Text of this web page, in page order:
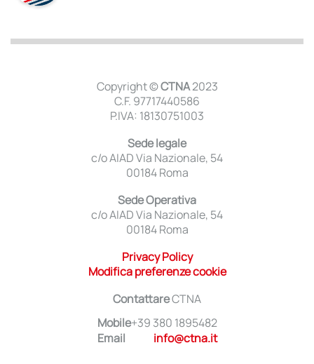
Copyright ©CTNA2023
C.F. 97717440586
P.IVA: 18130751003
Sede legale
c/o AIAD Via Nazionale, 54
00184 Roma
Sede Operativa
c/o AIAD Via Nazionale, 54
00184 Roma
Privacy Policy
Modifica preferenze cookie
ContattareCTNA
Mobile+39 380 1895482
Email
info@ctna.it